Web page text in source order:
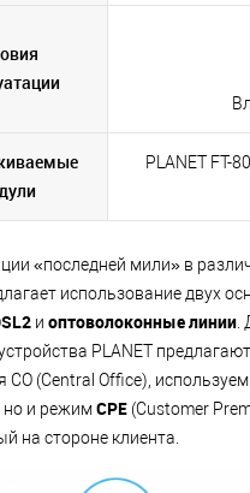
PLANET FT-
«последней мили» в
использование двух
и оптоволоконные линии
PLANET
CO (Central Office),
но и режимCPE (Customer
на стороне клиента.